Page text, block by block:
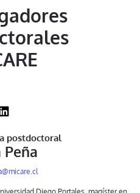
postdoctoral